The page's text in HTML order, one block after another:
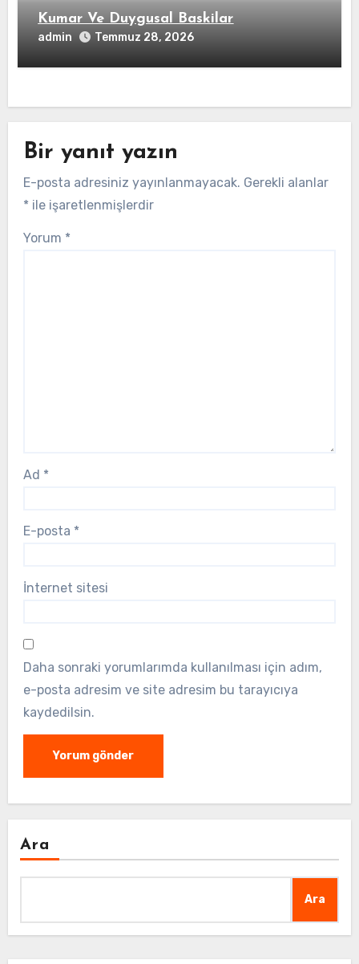
Kumar Ve Duygusal Baskilar
admin Temmuz 28, 2026
Bir yanıt yazın
E-posta adresiniz yayınlanmayacak. Gerekli alanlar
* ile işaretlenmişlerdir
Yorum *
Ad *
E-posta *
İnternet sitesi
Daha sonraki yorumlarımda kullanılması için adım,
e-posta adresim ve site adresim bu tarayıcıya
kaydedilsin.
Ara
Ara